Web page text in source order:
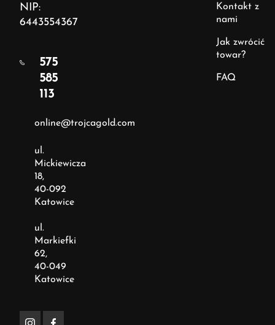
NIP:
6443554367
575
585
113
online@trojcagold.com
ul.
Mickiewicza
18,
40-092
Katowice
ul.
Markiefki
62,
40-049
Katowice
Kontakt z
nami
Jak zwrócić
towar?
FAQ